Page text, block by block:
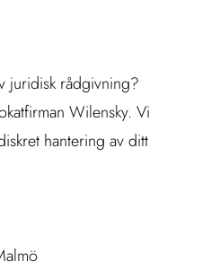
juridisk rådgivning?
Wilensky. Vi
hantering av ditt